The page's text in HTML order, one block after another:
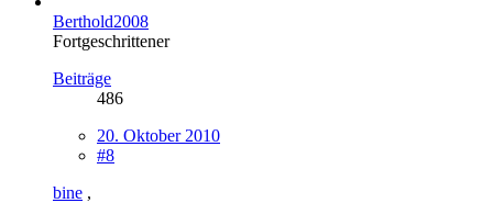
Berthold2008
Fortgeschrittener
Beiträge
486
20. Oktober 2010
#8
bine ,